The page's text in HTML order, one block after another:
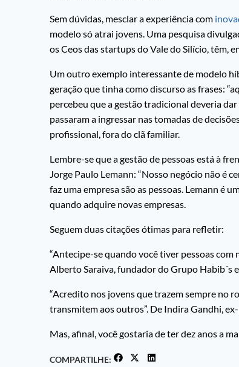
Sem dúvidas, mesclar a experiência com
modelo só atrai jovens. Uma pesquisa
os Ceos das startups do Vale do Silício, têm,
Um outro exemplo interessante de modelo
geração que tinha como discurso as frases:
percebeu que a gestão tradicional deveria
passaram a ingressar nas tomadas de
profissional, fora do clã familiar.
Lembre-se que a gestão de pessoas está à
Jorge Paulo Lemann: “Nosso negócio não é
faz uma empresa são as pessoas. Lemann é
quando adquire novas empresas.
Seguem duas citações ótimas para refletir:
“Antecipe-se quando você tiver pessoas com
Alberto Saraiva, fundador do Grupo Habib´s
“Acredito nos jovens que trazem sempre no
transmitem aos outros”. De Indira Gandhi,
Mas, afinal, você gostaria de ter dez anos a
COMPARTILHE: